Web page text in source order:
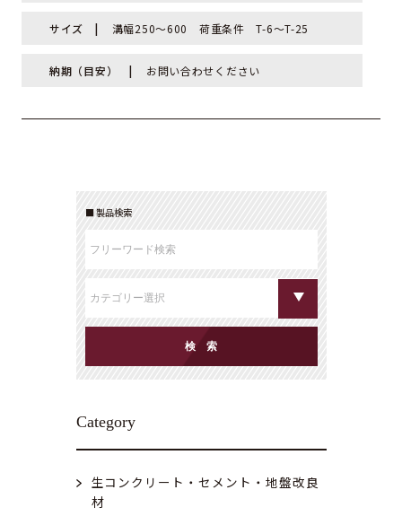
サイズ 溝幅250～600 荷重条件 T-6～T-25
納期（目安） お問い合わせください
製品検索
Category
生コンクリート・セメント・地盤改良
材